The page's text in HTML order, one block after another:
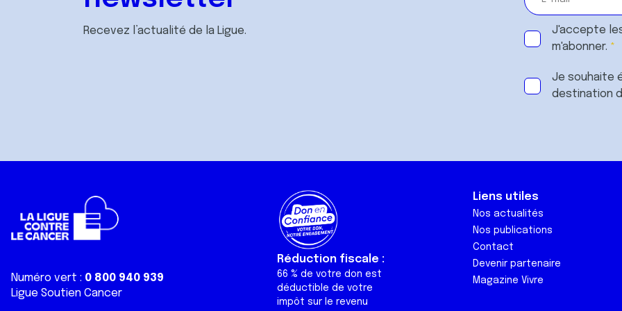
Recevez l’actualité de la Ligue. J'accepte
m'abonner.
Je souhaite
destination
Numéro vert : 0 800 940 939
Ligue Soutien Cancer
Réduction fiscale :
66 % de votre don est
déductible de votre
impôt sur le revenu
Liens utiles
Nos actualités
Nos publications
Contact
Devenir partenaire
Magazine Vivre